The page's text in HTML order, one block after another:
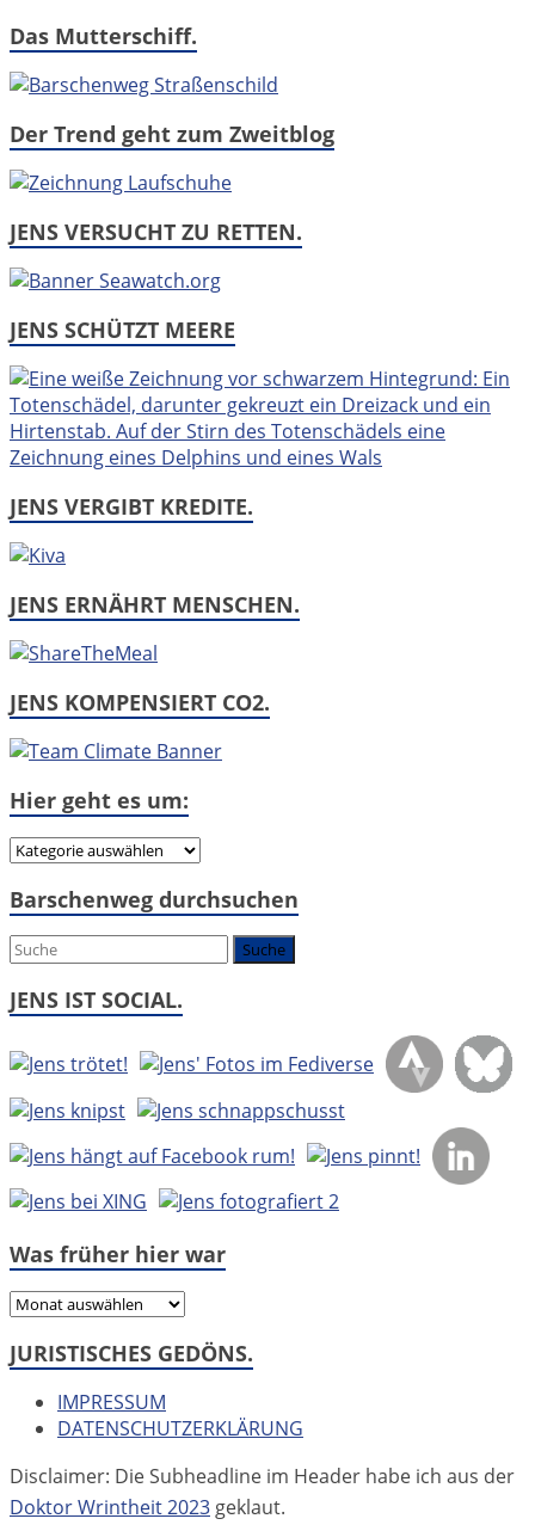
Das Mutterschiff.
Der Trend geht zum Zweitblog
JENS VERSUCHT ZU RETTEN.
JENS SCHÜTZT MEERE
JENS VERGIBT KREDITE.
JENS ERNÄHRT MENSCHEN.
JENS KOMPENSIERT CO2.
Hier geht es um:
Hier
es
Barschenweg durchsuchen
JENS IST SOCIAL.
Was früher hier war
Was
hier
JURISTISCHES GEDÖNS.
IMPRESSUM
DATENSCHUTZERKLÄRUNG
Disclaimer: Die Subheadline im Header habe ich aus der
Doktor Wrintheit 2023 geklaut.